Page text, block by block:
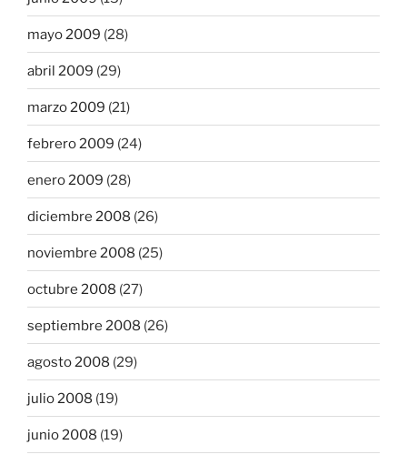
mayo 2009 (28)
abril 2009 (29)
marzo 2009 (21)
febrero 2009 (24)
enero 2009 (28)
diciembre 2008 (26)
noviembre 2008 (25)
octubre 2008 (27)
septiembre 2008 (26)
agosto 2008 (29)
julio 2008 (19)
junio 2008 (19)